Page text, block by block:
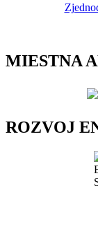
MIESTNA
ROZVOJ